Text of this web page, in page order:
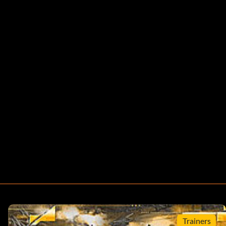
Trainers